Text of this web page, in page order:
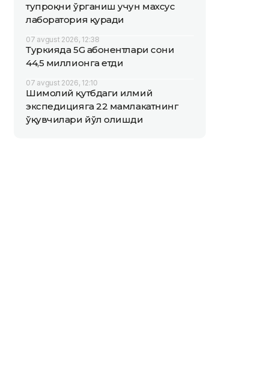
тупроқни ўрганиш учун махсус
лаборатория қуради
07 avgust 2026, 12:38
Туркияда 5G абонентлари сони
44,5 миллионга етди
07 avgust 2026, 12:10
Шимолий қутбдаги илмий
экспедицияга 22 мамлакатнинг
ўқувчилари йўл олишди